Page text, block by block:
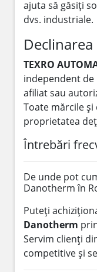
ajuta să găsiți
dvs. industriale.
TEXRO
independent
afiliat sau
Toate mărcile
proprietatea
Întrebări
De unde pot
Danotherm în
Puteți
Danotherm
Servim clienți
competitive și